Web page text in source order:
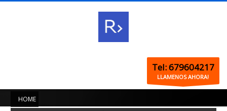
Tel: 679604217
LLAMENOS AHORA!
HOME